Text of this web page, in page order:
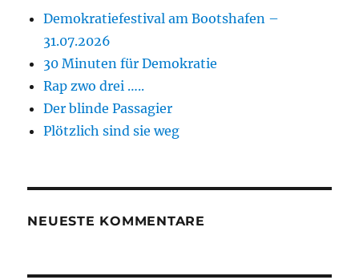
Demokratiefestival am Bootshafen –
31.07.2026
30 Minuten für Demokratie
Rap zwo drei …..
Der blinde Passagier
Plötzlich sind sie weg
NEUESTE KOMMENTARE